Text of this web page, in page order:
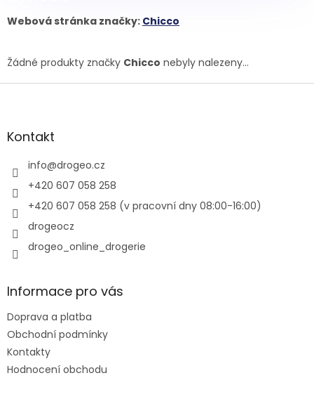
Webová stránka značky: Chicco
Žádné produkty značky Chicco nebyly nalezeny...
Z
aKontakt
info@drogeo.cz
+420 607 058 258
+420 607 058 258 (v pracovní dny 08:00-16:00)
drogeocz
drogeo_online_drogerie
Informace pro vás
Doprava a platba
Obchodní podmínky
Kontakty
Hodnocení obchodu